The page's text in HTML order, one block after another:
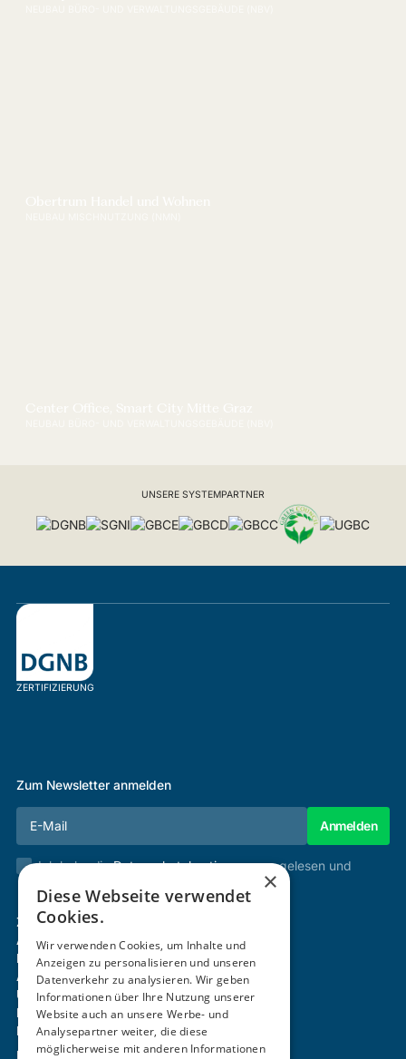
UNSERE SYSTEMPARTNER
ZERTIFIZIERUNG
Zum Newsletter anmelden
Ich habe dieDatenschutzbestimmungengelesen und
Zertifizierung & Verifikation
Akademie
Mitgliedschaft
Aktivitäten
Über uns
Login
Kontakt
Impressum
×
Diese Webseite verwendet
Cookies.
Wir verwenden Cookies, um Inhalte und
Anzeigen zu personalisieren und unseren
Datenverkehr zu analysieren. Wir geben
Informationen über Ihre Nutzung unserer
Website auch an unsere Werbe- und
Analysepartner weiter, die diese
möglicherweise mit anderen Informationen